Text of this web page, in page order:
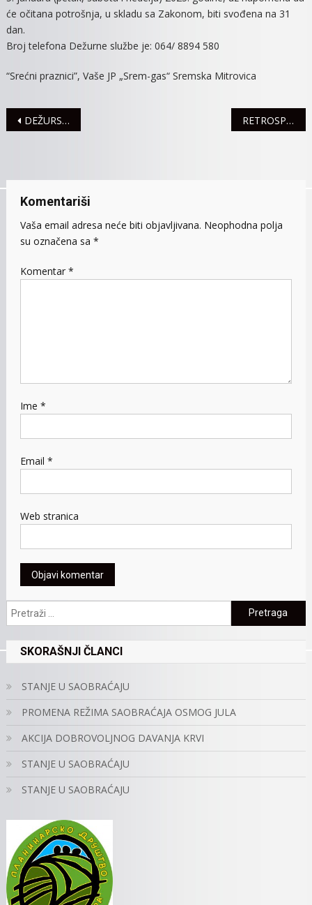
će očitana potrošnja, u skladu sa Zakonom, biti svođena na 31
dan.
Broj telefona Dežurne službe je: 064/ 8894 580
“Srećni praznici”, Vaše JP „Srem-gas“ Sremska Mitrovica
Navigacija
DEŽURSTVA JKP “VODOVOD” RETROSPEKTIVA PRVOG POLUGODIŠTA MUZIČKE ŠKOLE
Komentariši
Vaša email adresa neće biti objavljivana. Neophodna polja
su označena sa *
Komentar *
Ime *
Email *
Web stranica
Pretraga:
SKORAŠNJI ČLANCI
STANJE U SAOBRAĆAJU
PROMENA REŽIMA SAOBRAĆAJA OSMOG JULA
AKCIJA DOBROVOLJNOG DAVANJA KRVI
STANJE U SAOBRAĆAJU
STANJE U SAOBRAĆAJU